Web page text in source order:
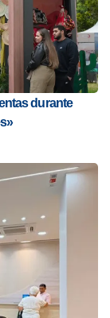
durante